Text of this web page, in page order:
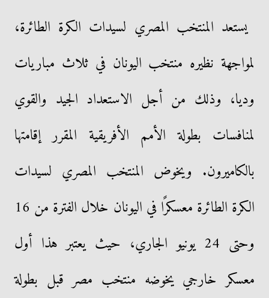
يستعد المنتخب المصري لسيدات الكرة الطائرة،
لمواجهة نظيره منتخب اليونان في ثلاث مباريات
وديا، وذلك من أجل الاستعداد الجيد والقوي
لمنافسات بطولة الأمم الأفريقية المقرر إقامتها
بالكاميرون. ويخوض المنتخب المصري لسيدات
الكرة الطائرة معسكرًا في اليونان خلال الفترة من 16
وحتى 24 يونيو الجاري، حيث يعتبر هذا أول
معسكر خارجي يخوضه منتخب مصر قبل بطولة